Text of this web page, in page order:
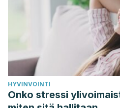
HYVINVOINTI
Onko stressi